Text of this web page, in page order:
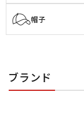
帽子
ブランド